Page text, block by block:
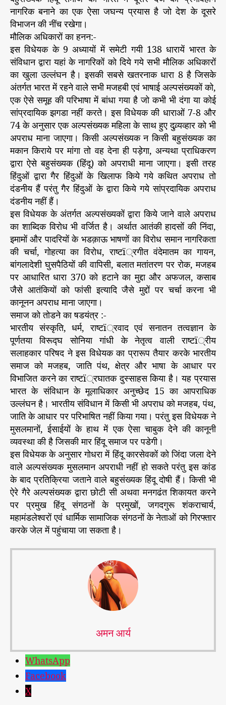
नागरिक बनाने का एक ऐसा जघन्य प्रयास है जो देश के दूसरे
विभाजन की नींच रखेगा।
मौलिक अधिकारों का हनन:-
इस विधेयक के 9 अध्यायों में समेटी गयी 138 धारायें भारत के
संविधान द्वारा यहां के नागरिकों को दिये गये सभी मौलिक अधिकारों
का खुला उल्लंघन है। इसकी सबसे खतरनाक धारा 8 है जिसके
अंतर्गत भारत में रहने वाले सभी मजहबी एवं भाषाई अल्पसंख्यकों को,
एक ऐसे समूह की परिभाषा में बांधा गया है जो कभी भी दंगा या कोई
सांप्रदायिक झगडा नहीं करते। इस विधेयक की धाराओं 7-8 और
74 के अनुसार एक अल्पसंख्यक महिला के साथ हुए दुव्र्यव्हार को भी
अपराध माना जाएगा। किसी अल्पसंख्यक न किसी बहुसंख्यक का
मकान किराये पर मांगा तो वह देना ही पड़ेगा, अन्यथा प्राधिकरण
द्वारा ऐसे बहुसंख्यक (हिंदू) को अपराधी माना जाएगा। इसी तरह
हिंदुओं द्वारा गैर हिंदुओं के खिलाफ किये गये कथित अपराध तो
दंडनीय हैं परंतु गैर हिंदुओं के द्वारा किये गये सांप्रदायिक अपराध
दंडनीय नहीं हैं।
इस विधेयक के अंतर्गत अल्पसंख्यकों द्वारा किये जाने वाले अपराध
का शाब्दिक विरोध भी वर्जित है। अर्थात आतंकी हादसों की निंदा,
इमामों और पादरियों के भडक़ाऊ भाषणों का विरोध समान नागरिकता
की चर्चा, गोहत्या का विरोध, राष्टï्रगीत वंदेमातम का गायन,
बांगलादेशी घुसपैठियों की वापिसी, बलात मतांतरण पर रोक, मजहब
पर आधारित धारा 370 को हटाने का मुद्दा और अफजल, कसाब
जैसे आतंकियों को फांसी इत्यादि जैसे मुद्दों पर चर्चा करना भी
कानूनन अपराध माना जाएगा।
समाज को तोडने का षडयंत्र :-
भारतीय संस्कृति, धर्म, राष्टï्रवाद एवं सनातन तत्वज्ञान के
पूर्णतया विरूद्घ सोनिया गांधी के नेतृत्व वाली राष्टï्रीय
सलाहकार परिषद ने इस विधेयक का प्रारूप तैयार करके भारतीय
समाज को मजहब, जाति पंथ, क्षेत्र और भाषा के आधार पर
विभाजित करने का राष्टï्रघातक दुस्साहस किया है। यह प्रयास
भारत के संविधान के मूलाधिकार अनुच्छेद 15 का आपराधिक
उल्लंघन है। भारतीय संविधान में किसी भी अपराध को मजहब, पंथ,
जाति के आधार पर परिभाषित नहीं किया गया। परंतु इस विधेयक ने
मुसलमानों, ईसाईयों के हाथ में एक ऐसा चाबुक देने की कानूनी
व्यवस्था की है जिसकी मार हिंदू समाज पर पडेगी।
इस विधेयक के अनुसार गोधरा में हिंदू कारसेवकों को जिंदा जला देने
वाले अल्पसंख्यक मुसलमान अपराधी नहीं हो सकते परंतु इस कांड
के बाद प्रतिक्रिया जताने वाले बहुसंख्यक हिंदू दोषी हैं। किसी भी
ऐरे गैरे अल्पसंख्यक द्वारा छोटी सी अथवा मनगढंत शिकायत करने
पर प्रमुख हिंदू संगठनों के प्रमुखों, जगदगुरू शंकराचार्य,
महामंडलेश्वरों एवं धार्मिक सामाजिक संगठनों के नेताओं को गिरफ्तार
करके जेल में पहुंचाया जा सकता है।
अमन आर्य
WhatsApp
Facebook
X